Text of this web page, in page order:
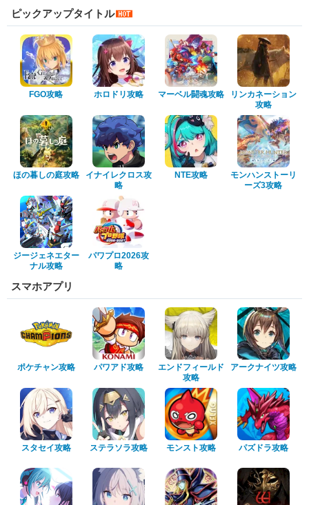
ピックアップタイトル
FGO攻略 ホロドリ攻略 マーベル闘魂攻略
リンカネーション
攻略
ほの暮しの庭攻略
イナイレクロス攻
略
NTE攻略
モンハンストーリ
ーズ3攻略
ジージェネエター
ナル攻略
パワプロ2026攻
略
スマホアプリ
ポケチャン攻略 パワアド攻略
エンドフィールド
攻略
アークナイツ攻略
スタセイ攻略 ステラソラ攻略 モンスト攻略 パズドラ攻略